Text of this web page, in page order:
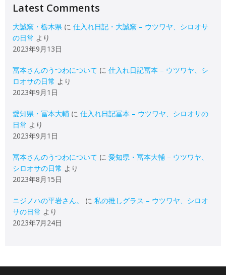
Latest Comments
大誠窯・栃木県 に 仕入れ日記・大誠窯 – ウツワヤ、シロオサ
の日常 より
2023年9月13日
冨本さんのうつわについて に 仕入れ日記冨本 – ウツワヤ、シ
ロオサの日常 より
2023年9月1日
愛知県・冨本大輔 に 仕入れ日記冨本 – ウツワヤ、シロオサの
日常 より
2023年9月1日
冨本さんのうつわについて に 愛知県・冨本大輔 – ウツワヤ、
シロオサの日常 より
2023年8月15日
ニジノハの平岩さん。 に 私の推しグラス – ウツワヤ、シロオ
サの日常 より
2023年7月24日